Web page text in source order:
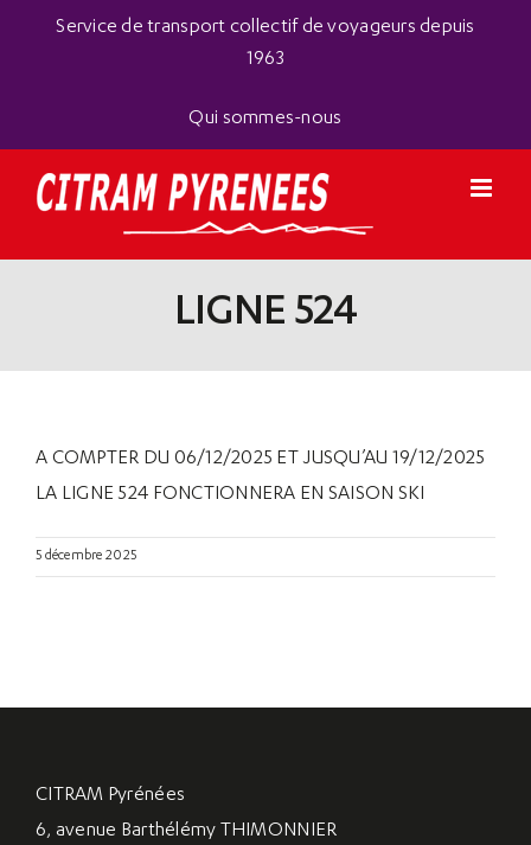
Service de transport collectif de voyageurs depuis
1963
Qui sommes-nous
LIGNE 524
A COMPTER DU 06/12/2025 ET JUSQU’AU 19/12/2025
LA LIGNE 524 FONCTIONNERA EN SAISON SKI
5 décembre 2025
CITRAM Pyrénées
6, avenue Barthélémy THIMONNIER
Panneau de gestion des cookies